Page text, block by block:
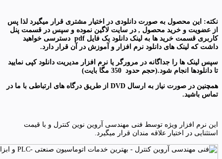
نکته: این محصول به صورت دانلودی در اختیار مشتری قرار میگیرد لذا پس
از عضویت و خرید محصول , در سایت لاگین نموده و سپس در قسمت پنل
کاربری قسمت خرید ها به لینک دانلود یک فایل pdf دسترسی خواهید
داشت که لینک های دانلود نرم افزار و آموزش در آن قرار دارد.
سپس لینک ها را جداگانه در مرورگر یا نرم افزار مدیریت دانلود کپی نمایید
تا دانلودها انجام شود.(حجم حدود 350 مگا بایت)
همچنین در صورت نیاز به ارسال
از طریق درگاه های ارتباطی با ما در
تماس باشید.
این نرم افزار ویژه توسط فنی مهندسی آروین نوین کنترل و با قیمت
استثنایی در اختیار علاقه مندان قرار میگیرد.